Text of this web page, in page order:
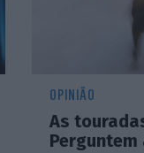
OPINIÃO
As
Perguntem